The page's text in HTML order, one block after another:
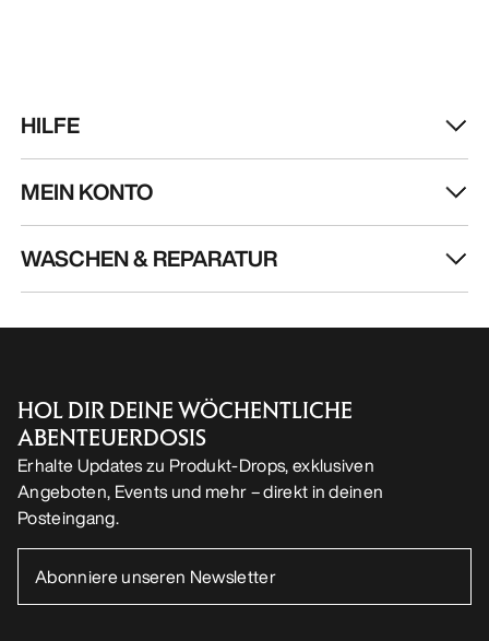
HILFE
MEIN KONTO
WASCHEN & REPARATUR
HOL DIR DEINE WÖCHENTLICHE
ABENTEUERDOSIS
Erhalte Updates zu Produkt-Drops, exklusiven
Angeboten, Events und mehr – direkt in deinen
Posteingang.